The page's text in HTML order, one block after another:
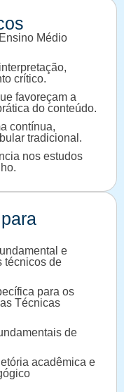
Médio
crítico.
favoreçam a
do conteúdo.
contínua,
tradicional.
nos estudos
e
técnicos de
para os
Técnicas
de
acadêmica e